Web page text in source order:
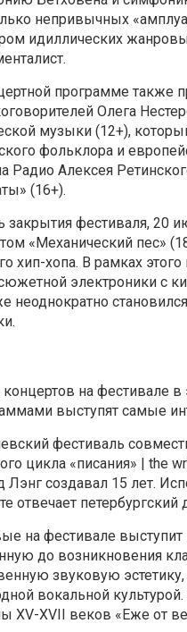
непривычных
идиллических
программе также
Олега
музыки (12+),
фольклора и
Радио Алексея
(16+).
закрытия фестиваля, 20
«Механический пес»
хип-хопа. В рамках
электроники с
неоднократно
концертов на фестивале
выступят самые
фестиваль
цикла «писания» | the
Лэнг создавал 15 лет.
отвечает
на фестивале
до возникновения
звуковую
вокальной
XV-XVII веков «Еже от